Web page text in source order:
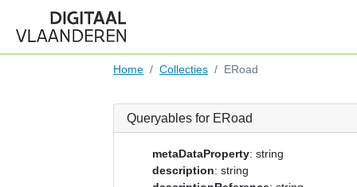
Home Collecties ERoad
Queryables for ERoad
metaDataProperty: string
description: string